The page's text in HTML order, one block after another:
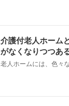
介護付老人ホーム
がなくなりつつあ
老人ホームには、色々